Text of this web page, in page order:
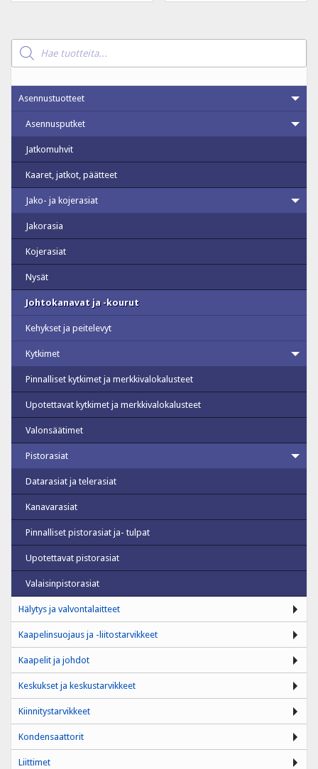
Products
search
Asennustuotteet
Asennusputket
Jatkomuhvit
Kaaret, jatkot, päätteet
Jako- ja kojerasiat
Jakorasia
Kojerasiat
Nysät
Johtokanavat ja -kourut
Kehykset ja peitelevyt
Kytkimet
Pinnalliset kytkimet ja merkkivalokalusteet
Upotettavat kytkimet ja merkkivalokalusteet
Valonsäätimet
Pistorasiat
Datarasiat ja telerasiat
Kanavarasiat
Pinnalliset pistorasiat ja- tulpat
Upotettavat pistorasiat
Valaisinpistorasiat
Hälytys ja valvontalaitteet
Kaapelinsuojaus ja -liitostarvikkeet
Kaapelit ja johdot
Keskukset ja keskustarvikkeet
Kiinnitystarvikkeet
Kondensaattorit
Liittimet